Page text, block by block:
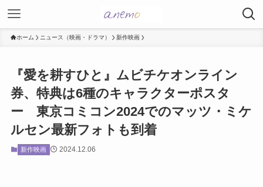
ホーム ニュース（映画・ドラマ） 新作映画
『愛を耕すひと』ムビチケオンライン
券、特典は6種のキャラクターポスタ
ー 東京コミコン2024でのマッツ・ミケ
ルセン最新フォトも到着
新作映画 2024.12.06